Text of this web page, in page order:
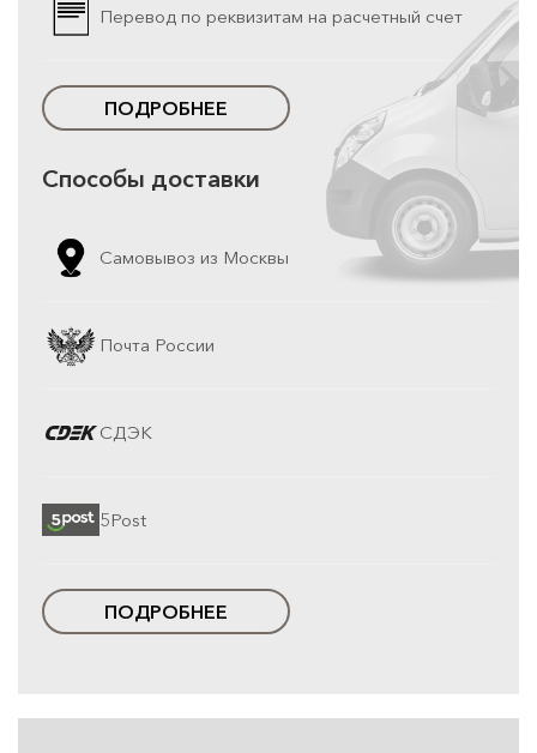
Перевод по реквизитам на расчетный счет
ПОДРОБНЕЕ
Способы доставки
Самовывоз из Москвы
Почта России
СДЭК
5Post
ПОДРОБНЕЕ